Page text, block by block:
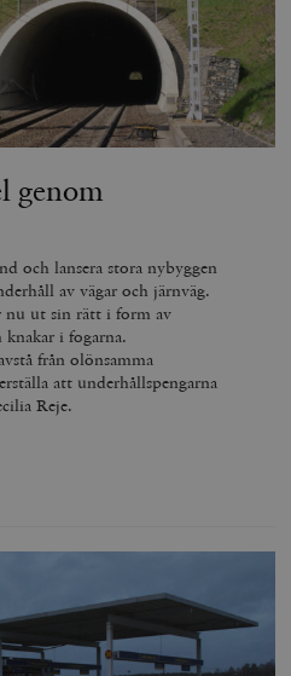
genom
och lansera stora nybyggen
av vägar och järnväg.
nu ut sin rätt i form av
knakar i fogarna.
från olönsamma
att underhållspengarna
Reje.